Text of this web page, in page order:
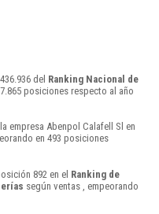
del Ranking Nacional de
posiciones respecto al año
empresa Abenpol Calafell Sl en
en 493 posiciones
892 en el Ranking de
según ventas , empeorando